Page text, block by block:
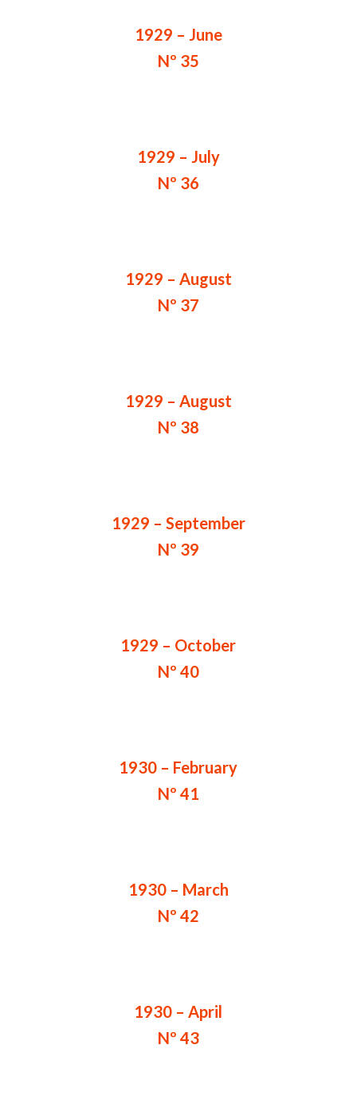
1929 – June
Nº 35
1929 – July
Nº 36
1929 – August
Nº 37
1929 – August
Nº 38
1929 – September
Nº 39
1929 – October
Nº 40
1930 – February
Nº 41
1930 – March
Nº 42
1930 – April
Nº 43